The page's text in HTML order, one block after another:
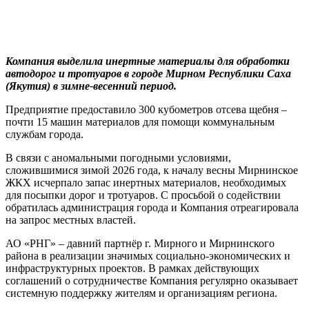
Компания выделила инертные материалы для обработки
автодорог и тротуаров в городе Мирном Республики Саха
(Якутия) в зимне-весенний период.
Предприятие предоставило 300 кубометров отсева щебня –
почти 15 машин материалов для помощи коммунальным
службам города.
В связи с аномальными погодными условиями,
сложившимися зимой 2026 года, к началу весны Мирнинское
ЖКХ исчерпало запас инертных материалов, необходимых
для посыпки дорог и тротуаров. С просьбой о содействии
обратилась администрация города и Компания отреагировала
на запрос местных властей.
АО «РНГ» – давний партнёр г. Мирного и Мирнинского
района в реализации значимых социально-экономических и
инфраструктурных проектов. В рамках действующих
соглашений о сотрудничестве Компания регулярно оказывает
системную поддержку жителям и организациям региона.